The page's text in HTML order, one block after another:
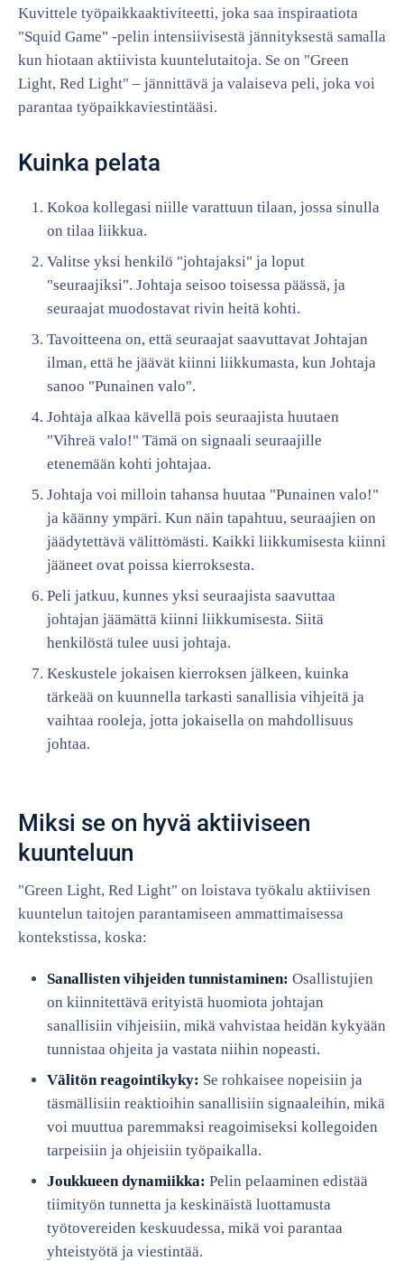
Kuvittele työpaikkaaktiviteetti, joka saa inspiraatiota
"Squid Game" -pelin intensiivisestä jännityksestä samalla
kun hiotaan aktiivista kuuntelutaitoja. Se on "Green
Light, Red Light" – jännittävä ja valaiseva peli, joka voi
parantaa työpaikkaviestintääsi.
Kuinka pelata
Kokoa kollegasi niille varattuun tilaan, jossa sinulla
on tilaa liikkua.
Valitse yksi henkilö "johtajaksi" ja loput
"seuraajiksi". Johtaja seisoo toisessa päässä, ja
seuraajat muodostavat rivin heitä kohti.
Tavoitteena on, että seuraajat saavuttavat Johtajan
ilman, että he jäävät kiinni liikkumasta, kun Johtaja
sanoo "Punainen valo".
Johtaja alkaa kävellä pois seuraajista huutaen
"Vihreä valo!" Tämä on signaali seuraajille
etenemään kohti johtajaa.
Johtaja voi milloin tahansa huutaa "Punainen valo!"
ja käänny ympäri. Kun näin tapahtuu, seuraajien on
jäädytettävä välittömästi. Kaikki liikkumisesta kiinni
jääneet ovat poissa kierroksesta.
Peli jatkuu, kunnes yksi seuraajista saavuttaa
johtajan jäämättä kiinni liikkumisesta. Siitä
henkilöstä tulee uusi johtaja.
Keskustele jokaisen kierroksen jälkeen, kuinka
tärkeää on kuunnella tarkasti sanallisia vihjeitä ja
vaihtaa rooleja, jotta jokaisella on mahdollisuus
johtaa.
Miksi se on hyvä aktiiviseen
kuunteluun
"Green Light, Red Light" on loistava työkalu aktiivisen
kuuntelun taitojen parantamiseen ammattimaisessa
kontekstissa, koska:
Sanallisten vihjeiden tunnistaminen: Osallistujien
on kiinnitettävä erityistä huomiota johtajan
sanallisiin vihjeisiin, mikä vahvistaa heidän kykyään
tunnistaa ohjeita ja vastata niihin nopeasti.
Välitön reagointikyky: Se rohkaisee nopeisiin ja
täsmällisiin reaktioihin sanallisiin signaaleihin, mikä
voi muuttua paremmaksi reagoimiseksi kollegoiden
tarpeisiin ja ohjeisiin työpaikalla.
Joukkueen dynamiikka: Pelin pelaaminen edistää
tiimityön tunnetta ja keskinäistä luottamusta
työtovereiden keskuudessa, mikä voi parantaa
yhteistyötä ja viestintää.